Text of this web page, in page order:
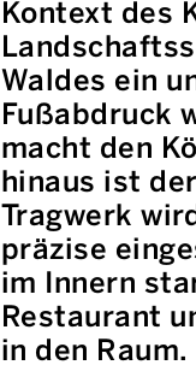
Kontext des
Waldes ein
Fußabdruck
macht den
hinaus ist
Tragwerk
präzise
im Innern
Restaurant
in den